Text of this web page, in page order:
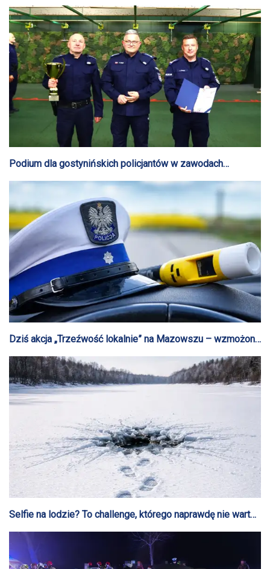
przez policjantów
Podium dla gostynińskich policjantów w zawodach
strzeleckich w Radomiu
Dziś akcja „Trzeźwość lokalnie” na Mazowszu – wzmożone
kontrole na drogach regionu
Selfie na lodzie? To challenge, którego naprawdę nie warto
podejmować